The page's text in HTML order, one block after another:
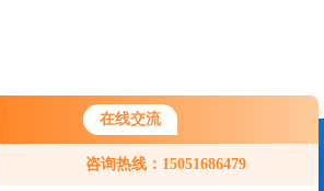
在线交流
咨询热线：15051686479
您好！欢迎前来咨询，很高兴为您
服务，请问您要咨询什么问题呢？
联系我们